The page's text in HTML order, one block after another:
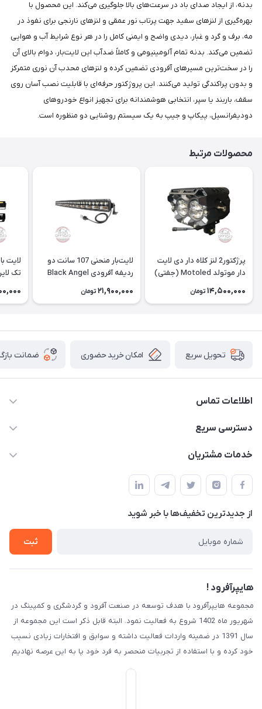
بدنه، از ایجاد صدای باد در سرعت‌های بالا جلوگیری می‌کند. این محصول با
بهره‌گیری از لنزهای سفید جهت پرتاب نور عمقی و لنزهای نارنجی برای نفوذ در
مه، برف و گرد و غبار، دیدی واضح و ایمنی کامل را در هر نوع شرایط آب و هوایی
تضمین می‌کند. بدنه تمام آلومینیومی و کاملاً ضدآب این لایت‌بار، دوام بالای آن
را در سخت‌ترین مسیرهای آفرودی تضمین کرده و لنزهای محدب آن نوری متمرکز
و بدون پراکندگی تولید می‌کنند. این پروژکتور حرفه‌ای با قابلیت نصب آسان روی
سقف، باربند یا سپر، انتخابی هوشمندانه برای تجهیز انواع خودروهای
دودیفرانسیل، پیکاپ و جیپ به یک سیستم روشنایی دو منظوره است.
محصولات مرتبط
پرژکتور2 لنز کلاه دار دی لایت
دار موتولد Motoled (جفتی)
14,500,000 تومان
لایت‌بار منحنی 107 سانت دو
ردیفه آفرودی Black Angel
21,900,000 تومان
تک
تحویل سریع امکان خرید حضوری ضمانت
اطلاعات تماس
09120582600
دسترسی سریع
حساب کاربری
لیست محصولات
درباره ما
خدمات مشتریان
قوانین و مقررات
حریم خصوصی
راهنما
از جدید‌ترین تخفیف‌ها با‌ خبر شوید
ثبت
هایپرآفرود !
مجموعه هایپرآفرود با هدف توسعه در صنعت آفرود و گردشگری و کمپینگ در
شهریور ماه 1402 شروع به فعالیت نمود. البته قابل ذکر است این مجموعه از
سال 1391 در ضمینه واردات فعالیت داشته و سوابق و افتخارات زیادی نسیب
خود کرده و با استفاده از تجربیات منحصر به فرد خود پا به این عرصه نهادیم